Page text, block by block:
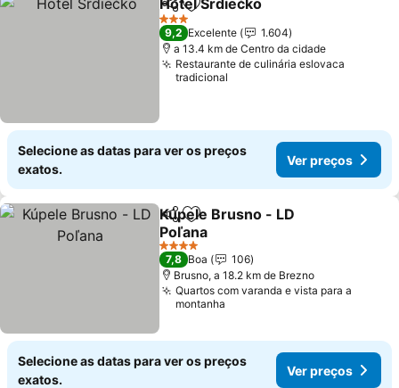
PartilharAdicionar aos favoritos
Hotel Srdiečko
3 Estrelas
9,2 Excelente
1.604
a 13.4 km de Centro da cidade
Restaurante de culinária eslovaca
tradicional
Selecione as datas para ver os preços
exatos.
Ver preços
PartilharAdicionar aos favoritos
Kúpele Brusno - LD
Poľana
Ver preços
4 Estrelas
7,8 Boa
106
Brusno, a 18.2 km de Brezno
Quartos com varanda e vista para a
montanha
Selecione as datas para ver os preços
exatos.
Ver preços